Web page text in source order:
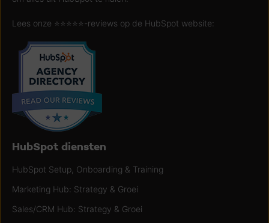
Lees onze ⭐️⭐️⭐️⭐️⭐️-reviews op de HubSpot website:
HubSpot diensten
HubSpot Setup, Onboarding & Training
Marketing Hub: Strategy & Groei
Sales/CRM Hub: Strategy & Groei